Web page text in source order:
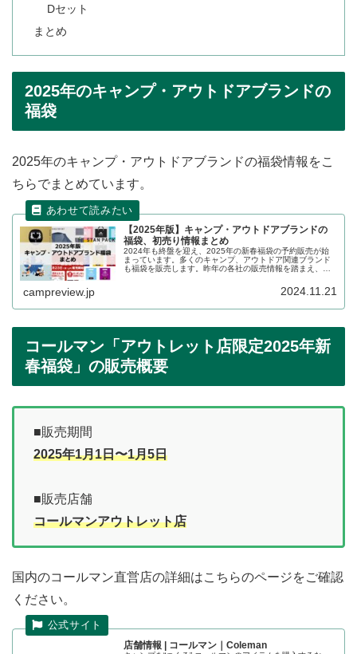
Dセット
まとめ
2025年のキャンプ・アウトドアブランドの
福袋
2025年のキャンプ・アウトドアブランドの福袋情報をこ
ちらでまとめています。
【2025年版】キャンプ・アウトドアブランドの
福袋、初売り情報まとめ
2024年も終盤を迎え、2025年の新春福袋の予約販売が始
まっています。多くのキャンプ、アウトドア関連ブランド
も福袋を販売します。昨年の各社の販売情報を踏まえ、
campreview.jp 2024.11.21
コールマン「アウトレット店限定2025年新
春福袋」の販売概要
■販売期間
2025年1月1日〜1月5日
■販売店舗
コールマンアウトレット店
国内のコールマン直営店の詳細はこちらのページをご確認
ください。
店舗情報 | コールマン｜Coleman